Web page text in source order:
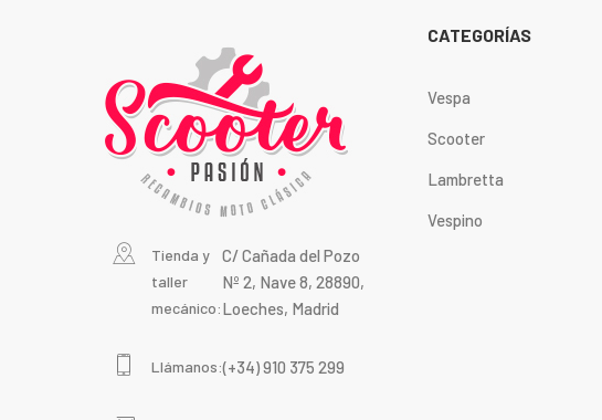
Tienda y
taller
mecánico:
C/ Cañada del Pozo
Nº 2, Nave 8, 28890,
Loeches, Madrid
Llámanos:(+34) 910 375 299
CATEGORÍAS
Vespa
Scooter
Lambretta
Vespino